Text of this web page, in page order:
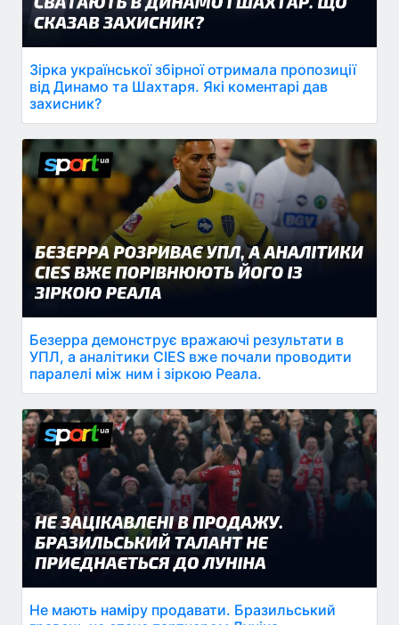
Зірка української збірної отримала пропозиції
від Динамо та Шахтаря. Які коментарі дав
захисник?
Безерра демонструє вражаючі результати в
УПЛ, а аналітики CIES вже почали проводити
паралелі між ним і зіркою Реала.
Не мають наміру продавати. Бразильський